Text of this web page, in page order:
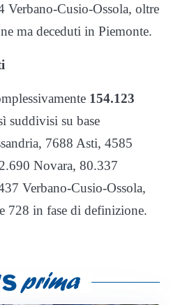
Cusio-Ossola, oltre
ma deceduti in Piemonte.
154.123
suddivisi su base
7688 Asti, 4585
Novara, 80.337
Verbano-Cusio-Ossola,
728 in fase di definizione.